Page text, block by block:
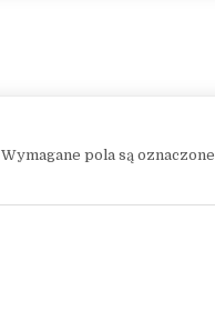
Wymagane pola są oznaczone